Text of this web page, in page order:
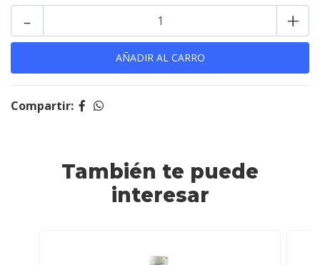
+
-
Compartir:
También te puede
interesar